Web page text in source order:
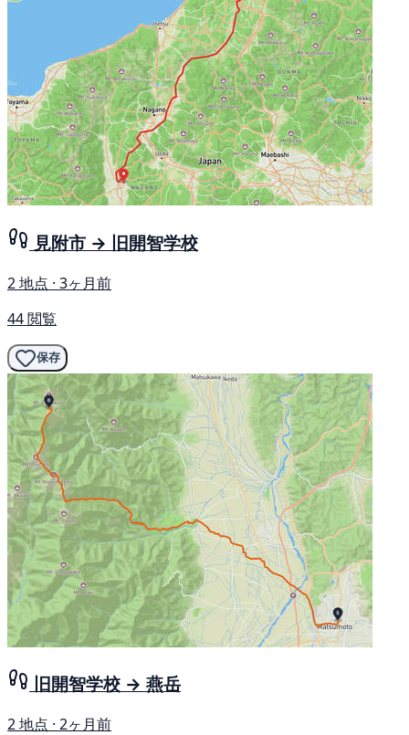
見附市 → 旧開智学校
2 地点 · 3ヶ月前
44 閲覧
保存
旧開智学校 → 燕岳
2 地点 · 2ヶ月前